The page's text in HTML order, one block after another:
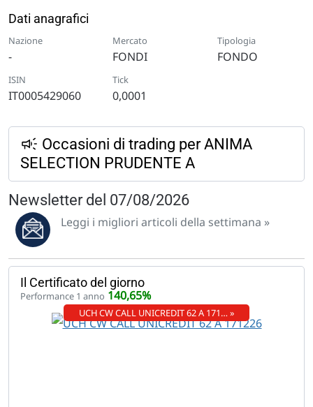
Dati anagrafici
Nazione
-
Mercato
FONDI
Tipologia
FONDO
ISIN
IT0005429060
Tick
0,0001
Occasioni di trading per ANIMA
SELECTION PRUDENTE A
Newsletter del 07/08/2026
Leggi i migliori articoli della settimana »
Il Certificato del giorno
Performance 1 anno 140,65%
UCH CW CALL UNICREDIT 62 A 171… »